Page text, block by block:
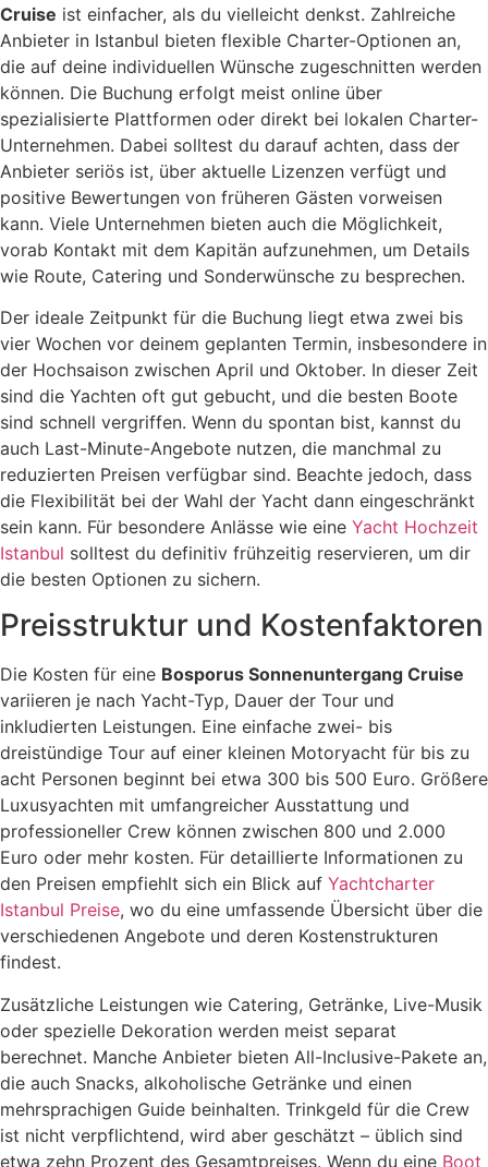
Cruise ist einfacher, als du vielleicht denkst. Zahlreiche
Anbieter in Istanbul bieten flexible Charter-Optionen an,
die auf deine individuellen Wünsche zugeschnitten werden
können. Die Buchung erfolgt meist online über
spezialisierte Plattformen oder direkt bei lokalen Charter-
Unternehmen. Dabei solltest du darauf achten, dass der
Anbieter seriös ist, über aktuelle Lizenzen verfügt und
positive Bewertungen von früheren Gästen vorweisen
kann. Viele Unternehmen bieten auch die Möglichkeit,
vorab Kontakt mit dem Kapitän aufzunehmen, um Details
wie Route, Catering und Sonderwünsche zu besprechen.
Der ideale Zeitpunkt für die Buchung liegt etwa zwei bis
vier Wochen vor deinem geplanten Termin, insbesondere in
der Hochsaison zwischen April und Oktober. In dieser Zeit
sind die Yachten oft gut gebucht, und die besten Boote
sind schnell vergriffen. Wenn du spontan bist, kannst du
auch Last-Minute-Angebote nutzen, die manchmal zu
reduzierten Preisen verfügbar sind. Beachte jedoch, dass
die Flexibilität bei der Wahl der Yacht dann eingeschränkt
sein kann. Für besondere Anlässe wie eine Yacht Hochzeit
Istanbul solltest du definitiv frühzeitig reservieren, um dir
die besten Optionen zu sichern.
Preisstruktur und Kostenfaktoren
Die Kosten für eine Bosporus Sonnenuntergang Cruise
variieren je nach Yacht-Typ, Dauer der Tour und
inkludierten Leistungen. Eine einfache zwei- bis
dreistündige Tour auf einer kleinen Motoryacht für bis zu
acht Personen beginnt bei etwa 300 bis 500 Euro. Größere
Luxusyachten mit umfangreicher Ausstattung und
professioneller Crew können zwischen 800 und 2.000
Euro oder mehr kosten. Für detaillierte Informationen zu
den Preisen empfiehlt sich ein Blick auf Yachtcharter
Istanbul Preise, wo du eine umfassende Übersicht über die
verschiedenen Angebote und deren Kostenstrukturen
findest.
Zusätzliche Leistungen wie Catering, Getränke, Live-Musik
oder spezielle Dekoration werden meist separat
berechnet. Manche Anbieter bieten All-Inclusive-Pakete an,
die auch Snacks, alkoholische Getränke und einen
mehrsprachigen Guide beinhalten. Trinkgeld für die Crew
ist nicht verpflichtend, wird aber geschätzt – üblich sind
etwa zehn Prozent des Gesamtpreises. Wenn du eine Boot